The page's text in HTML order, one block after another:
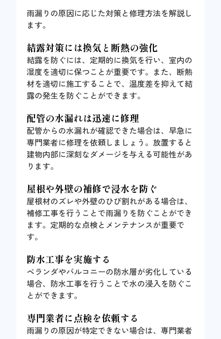
雨漏りの原因に応じた対策と修理方法を解説し
ます。
結露対策には換気と断熱の強化
結露を防ぐには、定期的に換気を行い、室内の
湿度を適切に保つことが重要です。また、断熱
材を適切に施工することで、温度差を抑えて結
露の発生を防ぐことができます。
配管の水漏れは迅速に修理
配管からの水漏れが確認できた場合は、早急に
専門業者に修理を依頼しましょう。放置すると
建物内部に深刻なダメージを与える可能性があ
ります。
屋根や外壁の補修で浸水を防ぐ
屋根材のズレや外壁のひび割れがある場合は、
補修工事を行うことで雨漏りを防ぐことができ
ます。定期的な点検とメンテナンスが重要で
す。
防水工事を実施する
ベランダやバルコニーの防水層が劣化している
場合、防水工事を行うことで水の浸入を防ぐこ
とができます。
専門業者に点検を依頼する
雨漏りの原因が特定できない場合は、専門業者